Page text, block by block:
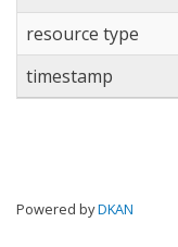
resource type
timestamp
Powered byDKAN